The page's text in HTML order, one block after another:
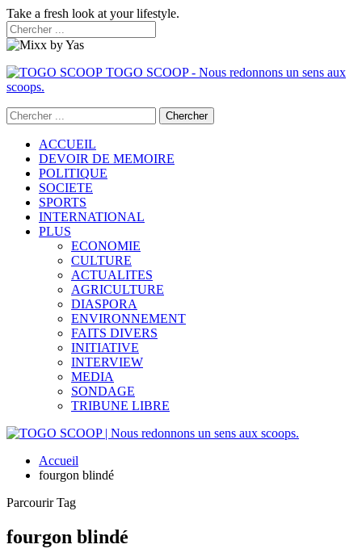
Take a fresh look at your lifestyle.
TOGO SCOOP - Nous redonnons un sens aux
scoops.
ACCUEIL
DEVOIR DE MEMOIRE
POLITIQUE
SOCIETE
SPORTS
INTERNATIONAL
PLUS
ECONOMIE
CULTURE
ACTUALITES
AGRICULTURE
DIASPORA
ENVIRONNEMENT
FAITS DIVERS
INITIATIVE
INTERVIEW
MEDIA
SONDAGE
TRIBUNE LIBRE
Accueil
fourgon blindé
Parcourir Tag
fourgon blindé